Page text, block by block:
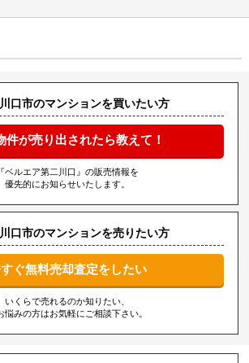
口市のマンションを買いたい方
件が売り出されたら教えて！
『ベルエア第二川口』の販売情報を
優先的にお知らせいたします。
口市のマンションを売りたい方
ぐ無料売却査定をしたい
いくらで売れるのか知りたい、
悩みの方はお気軽にご相談下さい。